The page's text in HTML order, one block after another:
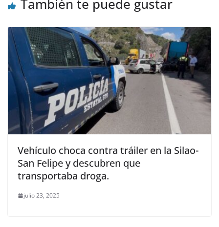
También te puede gustar
Vehículo choca contra tráiler en la Silao-
San Felipe y descubren que
transportaba droga.
julio 23, 2025